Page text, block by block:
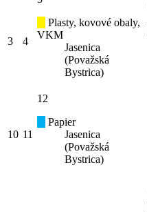
3 4
Plasty, kovové obaly,
VKM
Jasenica
(Považská
Bystrica)
10 11
12
Papier
Jasenica
(Považská
Bystrica)